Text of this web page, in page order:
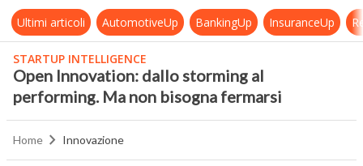
Ultimi articoli AutomotiveUp BankingUp InsuranceUp
STARTUP INTELLIGENCE
Open Innovation: dallo storming al
performing. Ma non bisogna fermarsi
Home Innovazione